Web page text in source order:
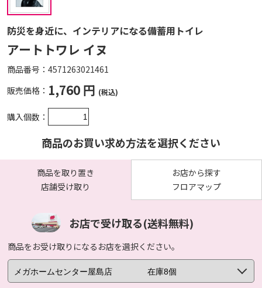
防災を身近に、インテリアになる備蓄用トイレ
アートトワレ イヌ
商品番号： 4571263021461
販売価格： 1,760 円 (税込)
購入個数：
商品のお買い求め方法を選択ください
商品を取り置き
店舗受け取り
お店から探す
フロアマップ
お店で受け取る(送料無料)
商品をお受け取りになるお店を選択ください。